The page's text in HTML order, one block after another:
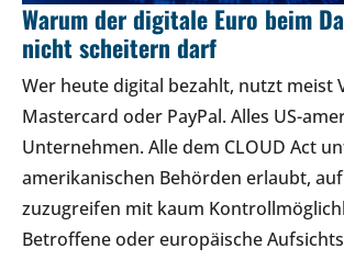
Warum der digitale Euro beim
nicht scheitern darf
Wer heute digital bezahlt, nutzt meist
Mastercard oder PayPal. Alles US-
Unternehmen. Alle dem CLOUD Act
amerikanischen Behörden erlaubt,
zuzugreifen mit kaum
Betroffene oder europäische